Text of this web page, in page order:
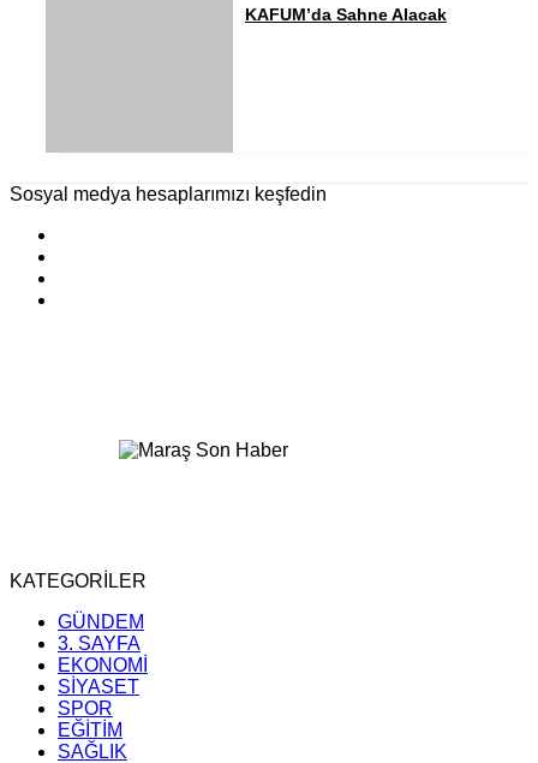
KAFUM’da Sahne Alacak
Sosyal medya hesaplarımızı keşfedin
KATEGORİLER
GÜNDEM
3. SAYFA
EKONOMİ
SİYASET
SPOR
EĞİTİM
SAĞLIK